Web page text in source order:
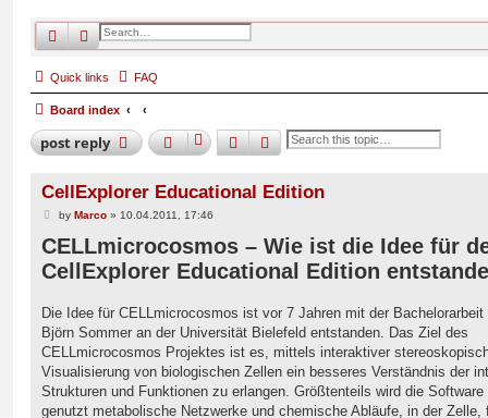
searchadvancedsearch
Quick links FAQ
Board index
postreply searchadvancedsearch
CellExplorer Educational Edition
P
s
t
by Marco» 10.04.2011, 17:46
CELLmicrocosmos – Wie ist die Idee für
CellExplorer Educational Edition
Die Idee für CELLmicrocosmos ist vor 7 Jahren mit der Bachelorarbeit
Björn Sommer an der Universität Bielefeld entstanden. Das Ziel des
CELLmicrocosmos Projektes ist es, mittels interaktiver
Visualisierung von biologischen Zellen ein besseres Verständnis der
Strukturen und Funktionen zu erlangen. Größtenteils wird die Software
genutzt metabolische Netzwerke und chemische Abläufe, in der Zelle,